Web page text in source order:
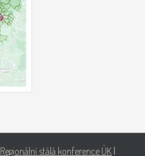
Regionální stálá konference ÚK